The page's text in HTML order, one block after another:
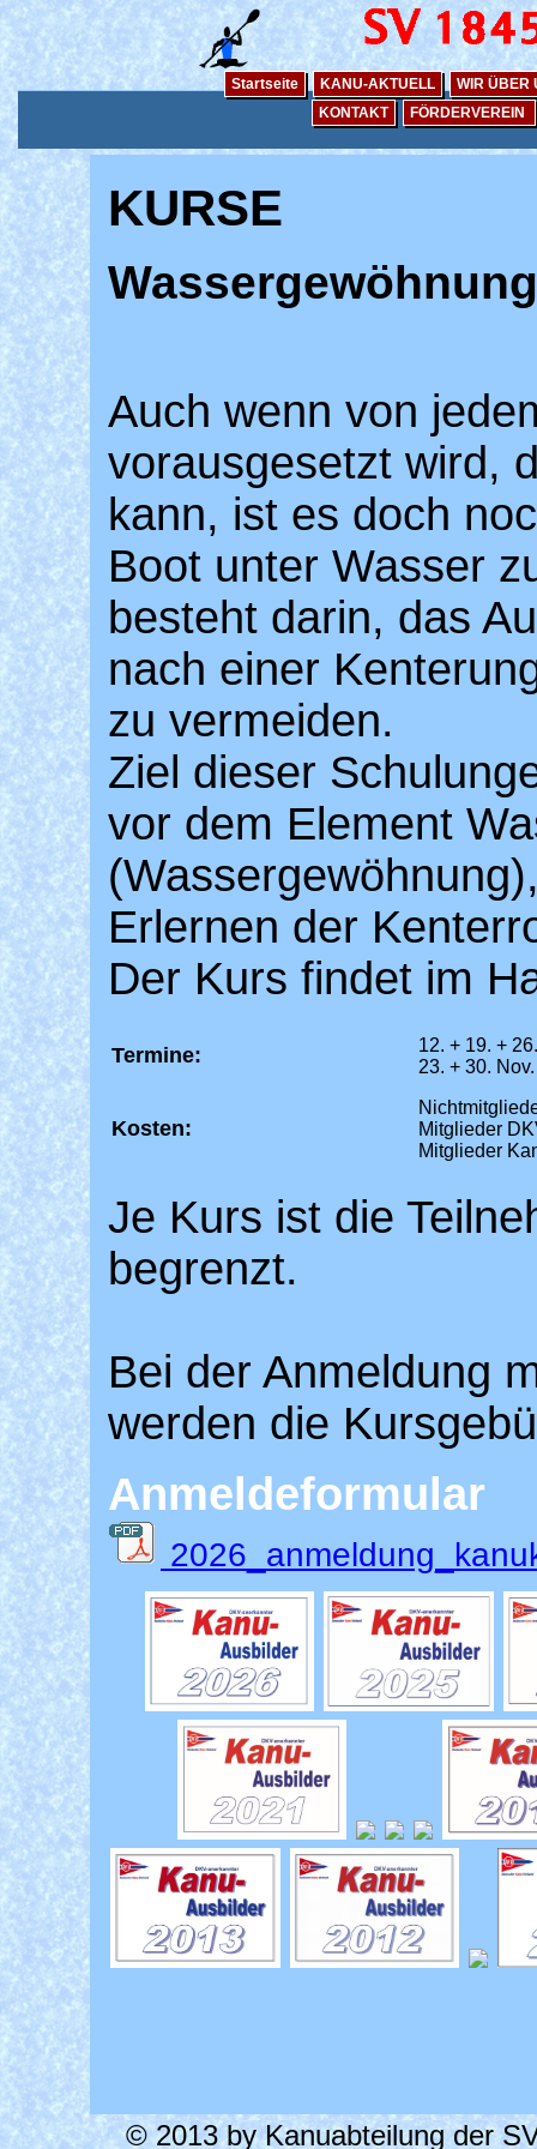
Startseite KANU-AKTUELL
WIR ÜBER
KONTAKT
FÖRDERVEREIN
KURSE
Auch wenn von
vorausgesetzt wird,
kann, ist es doch
Boot unter Wasser
besteht darin, das
nach einer
zu vermeiden.
Ziel dieser
vor dem Element
Erlernen der
Der Kurs findet im
Termine:
12. + 19. +
23. + 30.
Kosten:
Mitglieder
Mitglieder
Je Kurs ist die
begrenzt.
Bei der Anmeldung
werden die
Anmeldeformular
© 2013 by Kanuabteilung der